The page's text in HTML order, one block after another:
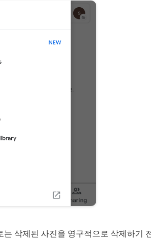
는 삭제된 사진을 영구적으로 삭제하기